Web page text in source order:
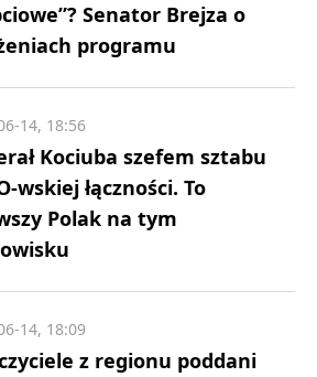
Senator Brejza o
programu
Kociuba szefem sztabu
wskiej łączności. To
Polak na tym
14, 18:56
z regionu poddani
14, 18:09